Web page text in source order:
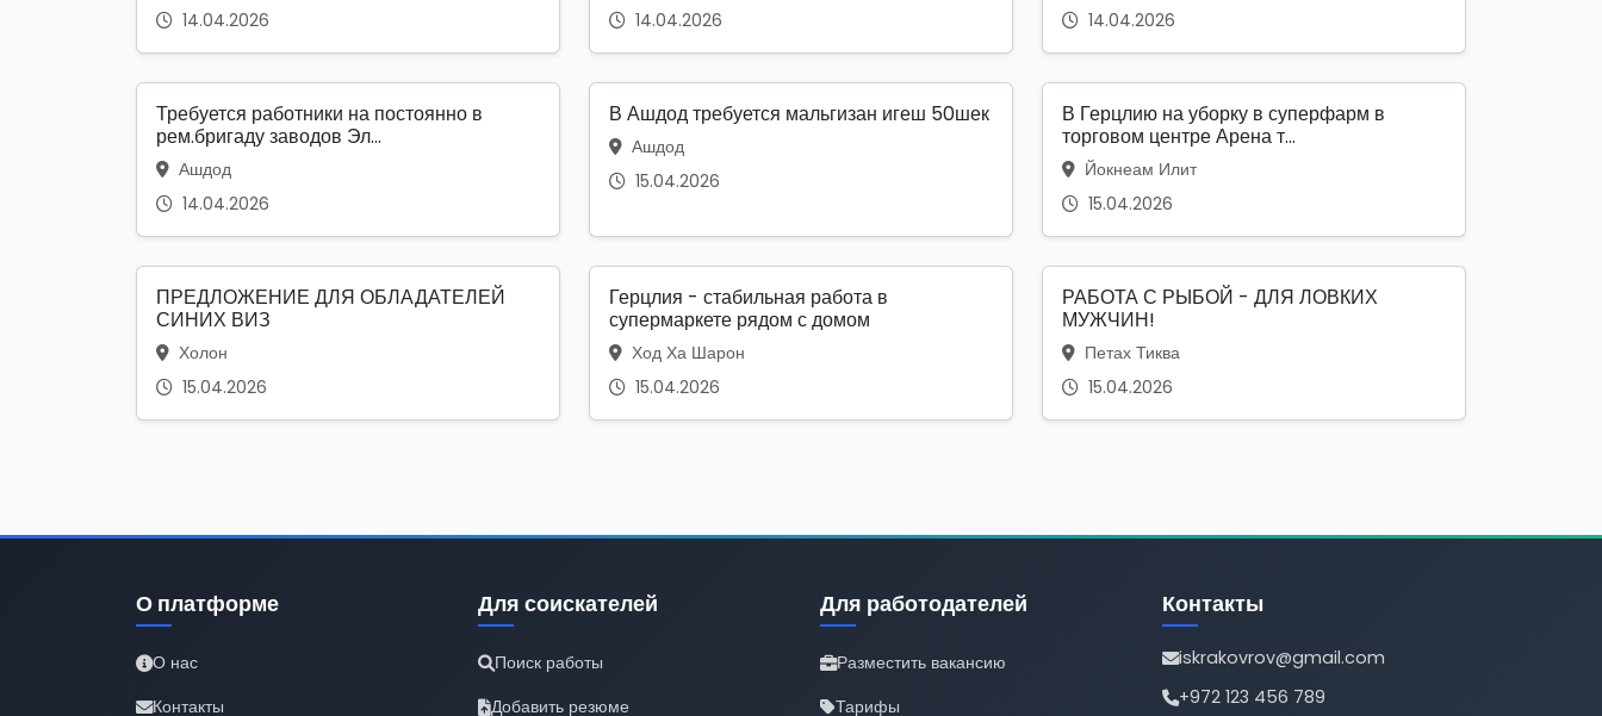
14.04.2026
14.04.2026
14.04.2026
Требуется работники на постоянно в
рем.бригаду заводов Эл...
Ашдод
14.04.2026
В Ашдод требуется мальгизан игеш 50шек
Ашдод
15.04.2026
В Герцлию на уборку в суперфарм в
торговом центре Арена т...
Йокнеам Илит
15.04.2026
ПРЕДЛОЖЕНИЕ ДЛЯ ОБЛАДАТЕЛЕЙ
СИНИХ ВИЗ
Холон
15.04.2026
Герцлия - стабильная работа в
супермаркете рядом с домом
Ход Ха Шарон
15.04.2026
РАБОТА С РЫБОЙ - ДЛЯ ЛОВКИХ
МУЖЧИН!
Петах Тиква
15.04.2026
О платформе
О нас
Контакты
Для соискателей
Поиск работы
Добавить резюме
Для работодателей
Разместить вакансию
Тарифы
Контакты
iskrakovrov@gmail.com
+972 123 456 789